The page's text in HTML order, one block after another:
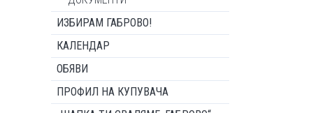
ИЗБИРАМ ГАБРОВО!
КАЛЕНДАР
ОБЯВИ
ПРОФИЛ НА КУПУВАЧА